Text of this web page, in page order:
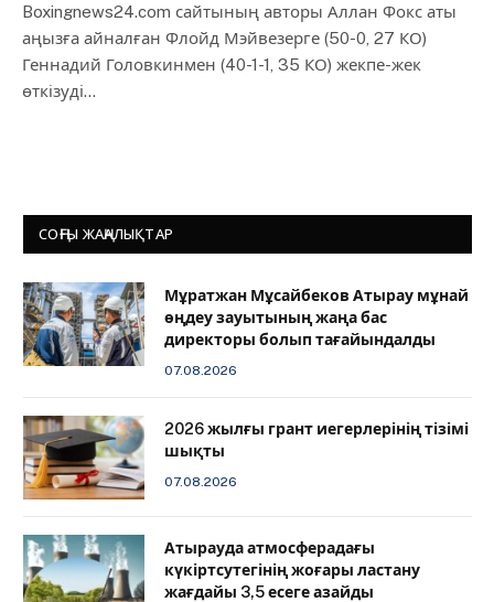
Boxingnews24.com сайтының авторы Аллан Фокс аты
аңызға айналған Флойд Мэйвезерге (50-0, 27 КО)
Геннадий Головкинмен (40-1-1, 35 КО) жекпе-жек
өткізуді…
СОҢҒЫ ЖАҢАЛЫҚТАР
Мұратжан Мұсайбеков Атырау мұнай
өңдеу зауытының жаңа бас
директоры болып тағайындалды
07.08.2026
2026 жылғы грант иегерлерінің тізімі
шықты
07.08.2026
Атырауда атмосферадағы
күкіртсутегінің жоғары ластану
жағдайы 3,5 есеге азайды